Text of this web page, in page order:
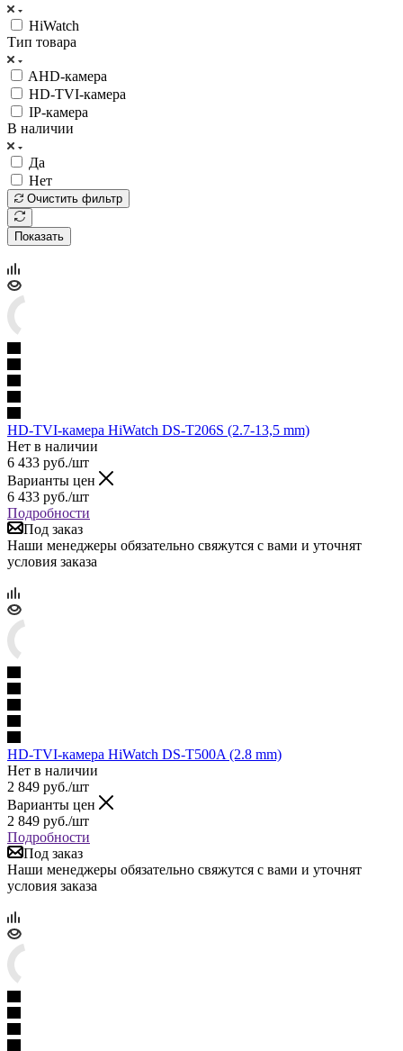
HiWatch
Тип товара
AHD-камера
HD-TVI-камера
IP-камера
В наличии
Да
Нет
Очистить фильтр
Показать
HD-TVI-камера HiWatch DS-T206S (2.7-13,5 mm)
Нет в наличии
6 433 руб./шт
Варианты цен
6 433 руб./шт
Подробности
Под заказ
Наши менеджеры обязательно свяжутся с вами и уточнят
условия заказа
HD-TVI-камера HiWatch DS-T500A (2.8 mm)
Нет в наличии
2 849 руб./шт
Варианты цен
2 849 руб./шт
Подробности
Под заказ
Наши менеджеры обязательно свяжутся с вами и уточнят
условия заказа